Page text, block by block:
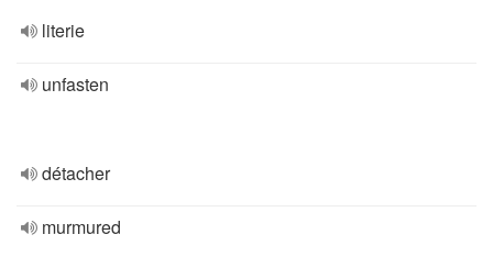
literie
unfasten
détacher
murmured